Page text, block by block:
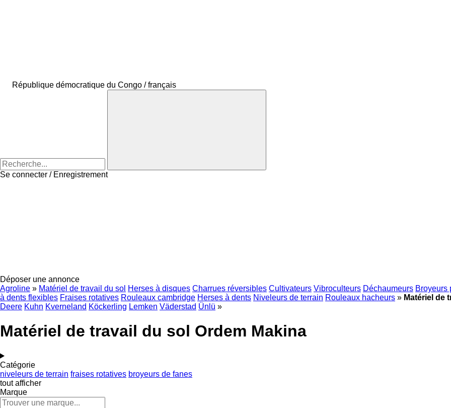
République démocratique du Congo / français
Se connecter / Enregistrement
Déposer une annonce
Agroline » Matériel de travail du sol Herses à disques Charrues réversibles Cultivateurs Vibroculteurs Déchaumeurs Broyeurs
à dents flexibles Fraises rotatives Rouleaux cambridge Herses à dents Niveleurs de terrain Rouleaux hacheurs » Matériel de
Deere Kuhn Kverneland Köckerling Lemken Väderstad Ünlü »
Matériel de travail du sol Ordem Makina
Catégorie
niveleurs de terrain fraises rotatives broyeurs de fanes
tout afficher
Marque